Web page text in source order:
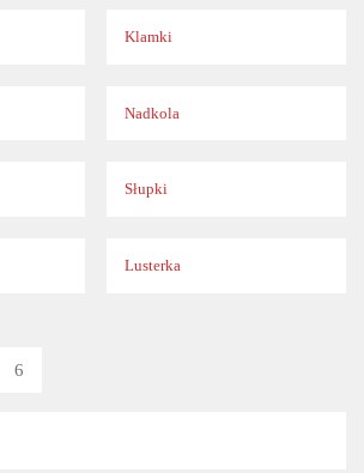
Klamki
Nadkola
Słupki
Lusterka
6